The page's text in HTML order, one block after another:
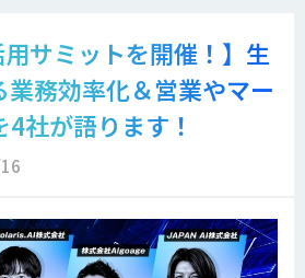
用サミットを開催！】生
務効率化＆営業やマー
社が語ります！